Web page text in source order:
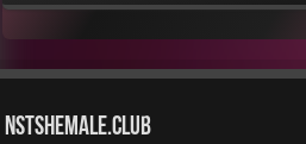
NstShemale.Club